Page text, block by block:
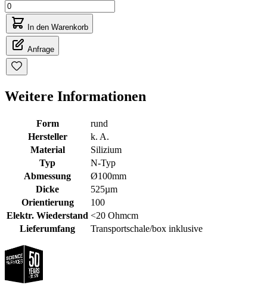
In den Warenkorb
Anfrage
Weitere Informationen
Form
rund
Hersteller
k. A.
Material
Silizium
Typ
N-Typ
Abmessung
Ø100mm
Dicke
525µm
Orientierung
100
Elektr. Wiederstand <20 Ohmcm
Lieferumfang
Transportschale/box inklusive